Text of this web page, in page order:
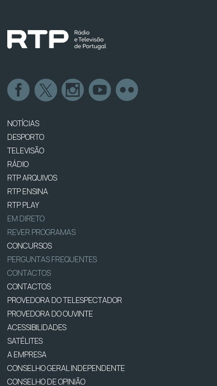
NOTÍCIAS
DESPORTO
TELEVISÃO
RÁDIO
RTP ARQUIVOS
RTP ENSINA
RTP PLAY
EM DIRETO
REVER PROGRAMAS
CONCURSOS
PERGUNTAS FREQUENTES
CONTACTOS
CONTACTOS
PROVEDORA DO TELESPECTADOR
PROVEDORA DO OUVINTE
ACESSIBILIDADES
SATÉLITES
A EMPRESA
CONSELHO GERAL INDEPENDENTE
CONSELHO DE OPINIÃO